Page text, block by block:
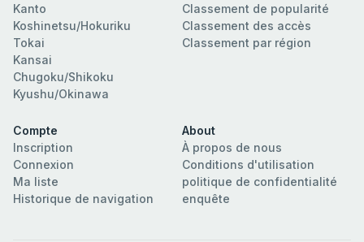
Kanto
Koshinetsu/Hokuriku
Tokai
Kansai
Chugoku/Shikoku
Kyushu/Okinawa
Classement de popularité
Classement des accès
Classement par région
Compte
Inscription
Connexion
Ma liste
Historique de navigation
About
À propos de nous
Conditions d'utilisation
politique de confidentialité
enquête